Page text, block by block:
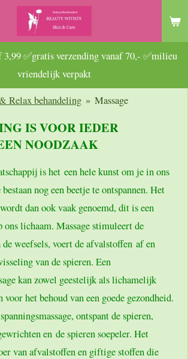
3,99 ✅gratis verzending vanaf 70,- ✅milieu
vriendelijk verpakt
Relax behandeling » Massage
IS VOOR IEDER
NOODZAAK
is het een hele kunst om je in ons
nog een beetje te ontspannen. Het
dan ook vaak genoemd, dit is een
ons lichaam. Massage stimuleert de
weefsels, voert de afvalstoffen af en
van de spieren. Een
kan zowel geestelijk als lichamelijk
het behoud van een goede gezondheid.
ontspant de spieren,
en de spieren soepeler. Het
van afvalstoffen en giftige stoffen die